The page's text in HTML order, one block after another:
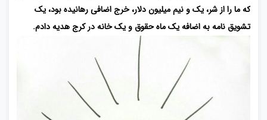
که ما را از شر، یک و نیم میلیون دلار، خرج اضافی رهانیده بود، یک
تشویق نامه به اضافه یک ماه حقوق و یک خانه در کرج هدیه دادم.